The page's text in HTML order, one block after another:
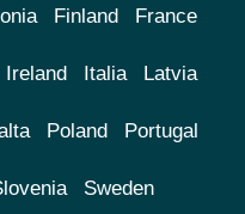
Finland France
Ireland Italia Latvia
Poland Portugal
Sweden